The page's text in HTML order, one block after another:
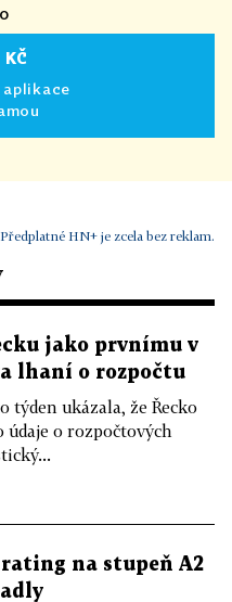
Předplatné HN+ je zcela bez reklam.
jako prvnímu v
lhaní o rozpočtu
týden ukázala, že Řecko
o rozpočtových
na stupeň A2